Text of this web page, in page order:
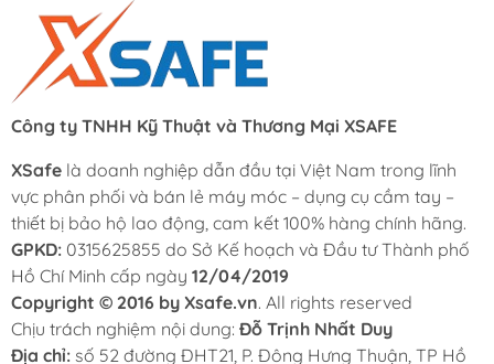
Công ty TNHH Kỹ Thuật và Thương Mại XSAFE
XSafe là doanh nghiệp dẫn đầu tại Việt Nam trong lĩnh
vực phân phối và bán lẻ máy móc – dụng cụ cầm tay –
thiết bị bảo hộ lao động, cam kết 100% hàng chính hãng.
GPKD: 0315625855 do Sở Kế hoạch và Đầu tư Thành phố
Hồ Chí Minh cấp ngày 12/04/2019
Copyright © 2016 by Xsafe.vn. All rights reserved
Chịu trách nghiệm nội dung: Đỗ Trịnh Nhất Duy
Địa chỉ: số 52 đường ĐHT21, P. Đông Hưng Thuận, TP Hồ